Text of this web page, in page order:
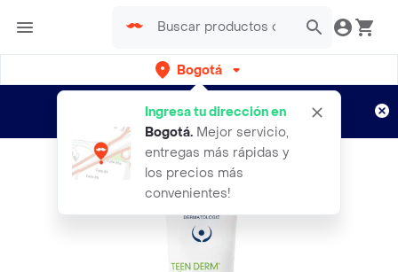
Bogotá
Ingresa tu dirección en
Bogotá. Mejor servicio,
entregas más rápidas y
los precios más
convenientes!
envíos gratis por semanas
Aplican TyC